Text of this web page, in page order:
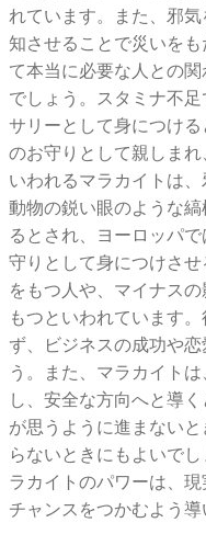
れています。また、邪
知させることで災いを
て本当に必要な人との
でしょう。スタミナ不
サリーとして身につけ
のお守りとして親しま
いわれるマラカイトは、
動物の鋭い眼のような
るとされ、ヨーロッパ
守りとして身につけさ
をもつ人や、マイナス
もつといわれています
ず、ビジネスの成功や
う。また、マラカイト
し、安全な方向へと導
が思うように進まない
らないときにもよいで
ラカイトのパワーは、
チャンスをつかむよう導